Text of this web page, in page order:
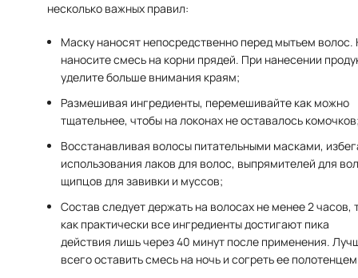
несколько важных правил:
Маску наносят непосредственно перед мытьем волос.
наносите смесь на корни прядей. При нанесении
уделите больше внимания краям;
Размешивая ингредиенты, перемешивайте как можно
тщательнее, чтобы на локонах не оставалось
Восстанавливая волосы питательными масками,
использования лаков для волос, выпрямителей для
щипцов для завивки и муссов;
Состав следует держать на волосах не менее 2 часов,
как практически все ингредиенты достигают пика
действия лишь через 40 минут после применения.
всего оставить смесь на ночь и согреть ее